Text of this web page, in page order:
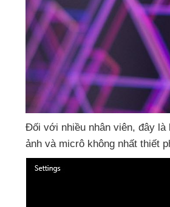
Đối với nhiều nhân viên, đây là
ảnh và micrô không nhất thiết